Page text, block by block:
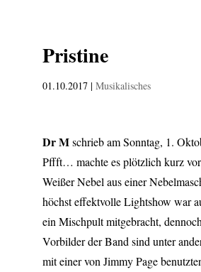
Pristine
01.10.2017| Musikalisches
Dr Mschrieb am Sonntag, 1.
Pffft… machte es plötzlich kurz
Weißer Nebel aus einer
höchst effektvolle Lightshow war
ein Mischpult mitgebracht,
Vorbilder der Band sind unter
mit einer von Jimmy Page